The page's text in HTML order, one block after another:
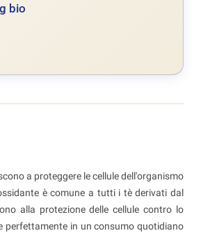
bio
a proteggere le cellule dell'organismo
è comune a tutti i tè derivati dal
alla protezione delle cellule contro lo
perfettamente in un consumo quotidiano